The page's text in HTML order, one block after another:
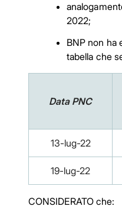
2022;
BNP non ha
tabella che
Data PNC
13-lug-22
19-lug-22
CONSIDERATO che: